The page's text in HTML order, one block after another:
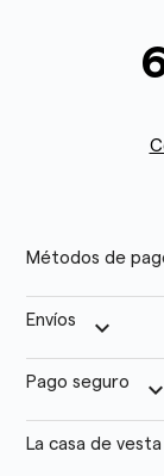
Métodos de
Envíos keyboard_arrow_down
Pago seguro keyboard_arrow_down
La casa de vesta